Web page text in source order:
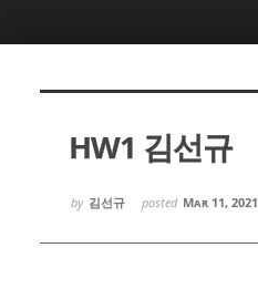
HW1 김선규
by 김선규 posted Mar 11, 2021
북5
북5
북5
북5